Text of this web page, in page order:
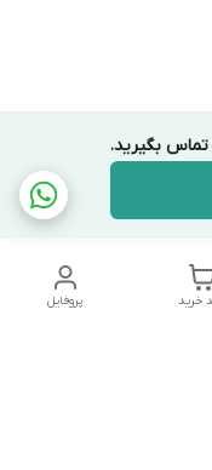
بگیرید.
پروفایل خرید